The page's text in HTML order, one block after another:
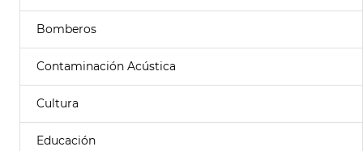
Bomberos
Contaminación Acústica
Cultura
Educación